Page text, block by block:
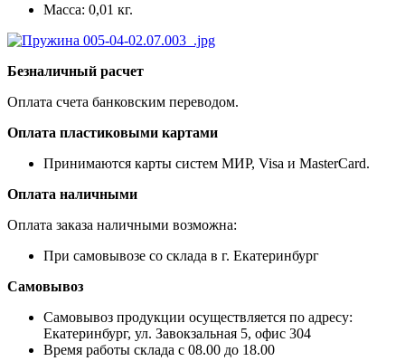
Масса: 0,01 кг.
Безналичный расчет
Оплата счета банковским переводом.
Оплата пластиковыми картами
Принимаются карты систем МИР, Visa и MasterCard.
Оплата наличными
Оплата заказа наличными возможна:
При самовывозе со склада в г. Екатеринбург
Самовывоз
Самовывоз продукции осуществляется по адресу:
Екатеринбург, ул. Завокзальная 5, офис 304
Время работы склада с 08.00 до 18.00